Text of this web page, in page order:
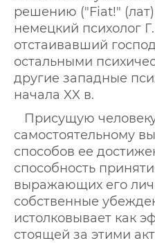
решению ("Fiat!"
немецкий психолог
отстаивавший
остальными
другие западные
начала XX в.
Присущую
самостоятельному
способов ее
способность
выражающих его
собственные
истолковывает как
стоящей за этими